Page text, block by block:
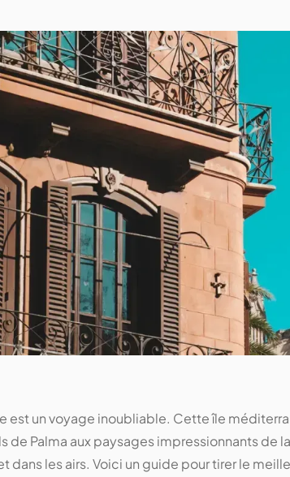
est un voyage inoubliable. Cette île
Palma aux paysages impressionnants de
dans les airs. Voici un guide pour tirer le